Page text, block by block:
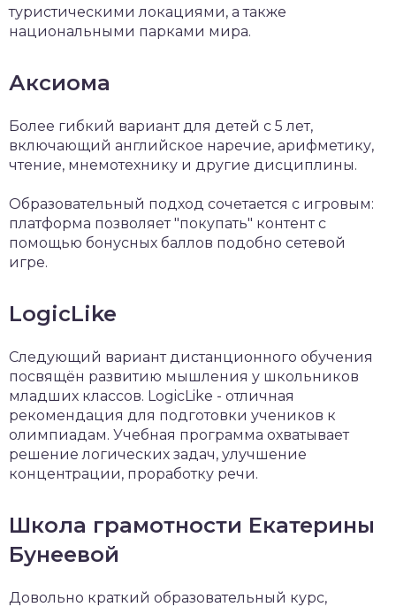
туристическими локациями, а также
национальными парками мира.
Аксиома
Более гибкий вариант для детей с 5 лет,
включающий английское наречие, арифметику,
чтение, мнемотехнику и другие дисциплины.
Образовательный подход сочетается с игровым:
платформа позволяет "покупать" контент с
помощью бонусных баллов подобно сетевой
игре.
LogicLike
Следующий вариант дистанционного обучения
посвящён развитию мышления у школьников
младших классов. LogicLike - отличная
рекомендация для подготовки учеников к
олимпиадам. Учебная программа охватывает
решение логических задач, улучшение
концентрации, проработку речи.
Школа грамотности Екатерины
Бунеевой
Довольно краткий образовательный курс,